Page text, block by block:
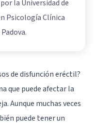
la Universidad de
Psicología Clínica
de disfunción eréctil?
que puede afectar la
Aunque muchas veces
puede tener un